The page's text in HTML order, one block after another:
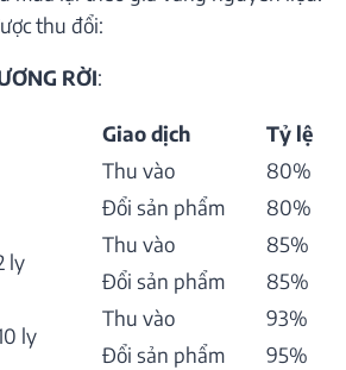
thu đổi:
RỜI:
Giao dịch Tỷ lệ
Thu vào
80%
Đổi sản phẩm
80%
ly
Thu vào
85%
Đổi sản phẩm
85%
ly
Thu vào
93%
Đổi sản phẩm
95%